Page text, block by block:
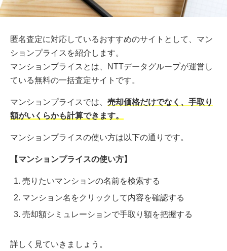
匿名査定に対応しているおすすめのサイトとして、マン
ションプライスを紹介します。
マンションプライスとは、NTTデータグループが運営し
ている無料の一括査定サイトです。
マンションプライスでは、 売却価格だけでなく、手取り
額がいくらかも計算できます。
マンションプライスの使い方は以下の通りです。
【マンションプライスの使い方】
売りたいマンションの名前を検索する
マンション名をクリックして内容を確認する
売却額シミュレーションで手取り額を把握する
詳しく見ていきましょう。